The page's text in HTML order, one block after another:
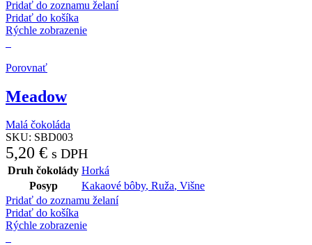
Pridať do zoznamu želaní
Pridať do košíka
Rýchle zobrazenie
Porovnať
Meadow
Malá čokoláda
SKU: SBD003
5,20 € s DPH
Druh čokolády Horká
Posyp
Kakaové bôby, Ruža, Višne
Pridať do zoznamu želaní
Pridať do košíka
Rýchle zobrazenie